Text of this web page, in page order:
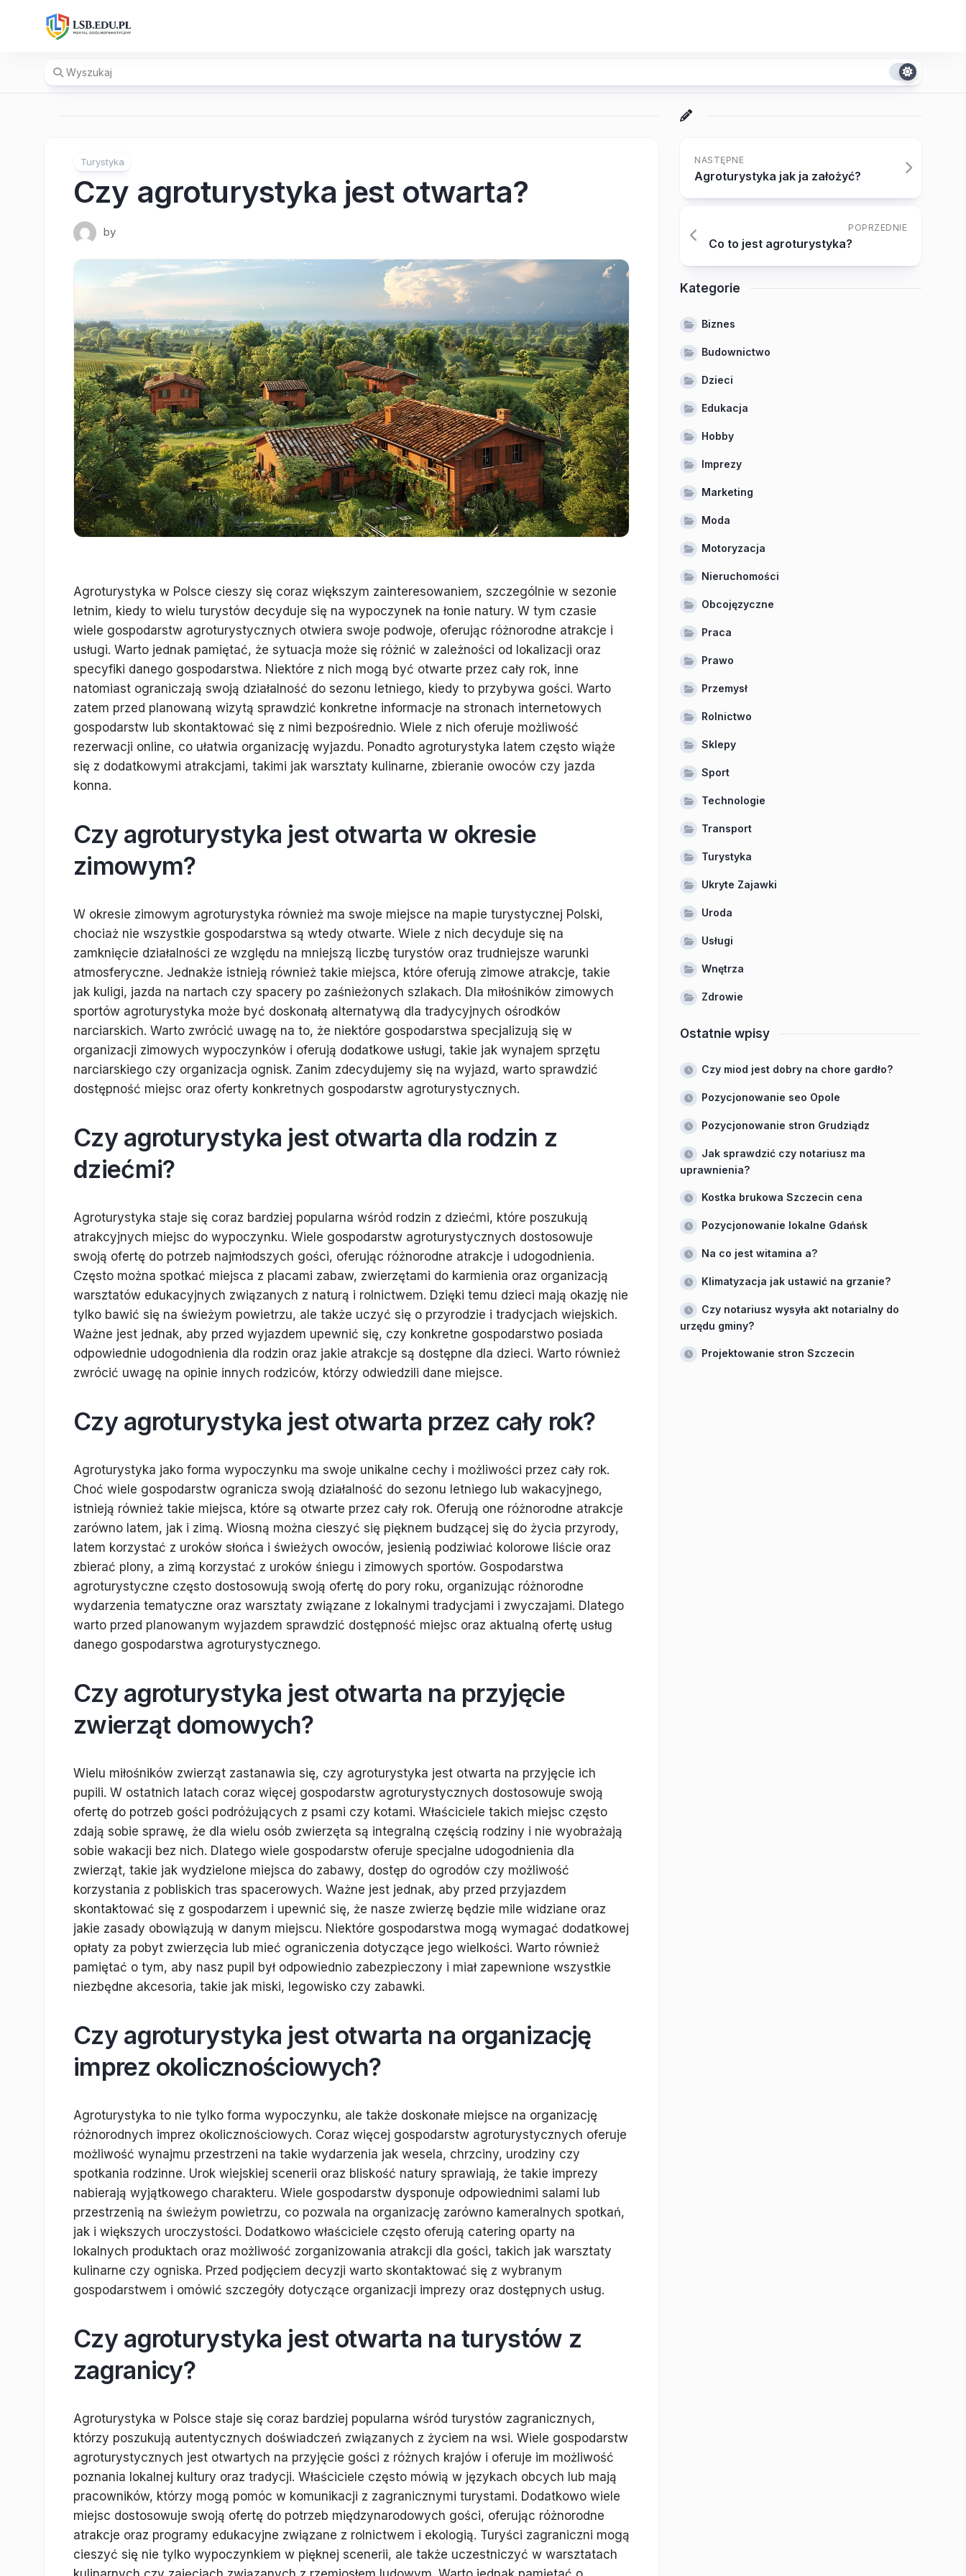
Turystyka
Czy agroturystyka jest otwarta?
by
Agroturystyka w Polsce cieszy się coraz większym zainteresowaniem, szczególnie w sezonie
letnim, kiedy to wielu turystów decyduje się na wypoczynek na łonie natury. W tym czasie
wiele gospodarstw agroturystycznych otwiera swoje podwoje, oferując różnorodne atrakcje i
usługi. Warto jednak pamiętać, że sytuacja może się różnić w zależności od lokalizacji oraz
specyfiki danego gospodarstwa. Niektóre z nich mogą być otwarte przez cały rok, inne
natomiast ograniczają swoją działalność do sezonu letniego, kiedy to przybywa gości. Warto
zatem przed planowaną wizytą sprawdzić konkretne informacje na stronach internetowych
gospodarstw lub skontaktować się z nimi bezpośrednio. Wiele z nich oferuje możliwość
rezerwacji online, co ułatwia organizację wyjazdu. Ponadto agroturystyka latem często wiąże
się z dodatkowymi atrakcjami, takimi jak warsztaty kulinarne, zbieranie owoców czy jazda
konna.
Czy agroturystyka jest otwarta w okresie
zimowym?
W okresie zimowym agroturystyka również ma swoje miejsce na mapie turystycznej Polski,
chociaż nie wszystkie gospodarstwa są wtedy otwarte. Wiele z nich decyduje się na
zamknięcie działalności ze względu na mniejszą liczbę turystów oraz trudniejsze warunki
atmosferyczne. Jednakże istnieją również takie miejsca, które oferują zimowe atrakcje, takie
jak kuligi, jazda na nartach czy spacery po zaśnieżonych szlakach. Dla miłośników zimowych
sportów agroturystyka może być doskonałą alternatywą dla tradycyjnych ośrodków
narciarskich. Warto zwrócić uwagę na to, że niektóre gospodarstwa specjalizują się w
organizacji zimowych wypoczynków i oferują dodatkowe usługi, takie jak wynajem sprzętu
narciarskiego czy organizacja ognisk. Zanim zdecydujemy się na wyjazd, warto sprawdzić
dostępność miejsc oraz oferty konkretnych gospodarstw agroturystycznych.
Czy agroturystyka jest otwarta dla rodzin z
dziećmi?
Agroturystyka staje się coraz bardziej popularna wśród rodzin z dziećmi, które poszukują
atrakcyjnych miejsc do wypoczynku. Wiele gospodarstw agroturystycznych dostosowuje
swoją ofertę do potrzeb najmłodszych gości, oferując różnorodne atrakcje i udogodnienia.
Często można spotkać miejsca z placami zabaw, zwierzętami do karmienia oraz organizacją
warsztatów edukacyjnych związanych z naturą i rolnictwem. Dzięki temu dzieci mają okazję nie
tylko bawić się na świeżym powietrzu, ale także uczyć się o przyrodzie i tradycjach wiejskich.
Ważne jest jednak, aby przed wyjazdem upewnić się, czy konkretne gospodarstwo posiada
odpowiednie udogodnienia dla rodzin oraz jakie atrakcje są dostępne dla dzieci. Warto również
zwrócić uwagę na opinie innych rodziców, którzy odwiedzili dane miejsce.
Czy agroturystyka jest otwarta przez cały rok?
Agroturystyka jako forma wypoczynku ma swoje unikalne cechy i możliwości przez cały rok.
Choć wiele gospodarstw ogranicza swoją działalność do sezonu letniego lub wakacyjnego,
istnieją również takie miejsca, które są otwarte przez cały rok. Oferują one różnorodne atrakcje
zarówno latem, jak i zimą. Wiosną można cieszyć się pięknem budzącej się do życia przyrody,
latem korzystać z uroków słońca i świeżych owoców, jesienią podziwiać kolorowe liście oraz
zbierać plony, a zimą korzystać z uroków śniegu i zimowych sportów. Gospodarstwa
agroturystyczne często dostosowują swoją ofertę do pory roku, organizując różnorodne
wydarzenia tematyczne oraz warsztaty związane z lokalnymi tradycjami i zwyczajami. Dlatego
warto przed planowanym wyjazdem sprawdzić dostępność miejsc oraz aktualną ofertę usług
danego gospodarstwa agroturystycznego.
Czy agroturystyka jest otwarta na przyjęcie
zwierząt domowych?
Wielu miłośników zwierząt zastanawia się, czy agroturystyka jest otwarta na przyjęcie ich
pupili. W ostatnich latach coraz więcej gospodarstw agroturystycznych dostosowuje swoją
ofertę do potrzeb gości podróżujących z psami czy kotami. Właściciele takich miejsc często
zdają sobie sprawę, że dla wielu osób zwierzęta są integralną częścią rodziny i nie wyobrażają
sobie wakacji bez nich. Dlatego wiele gospodarstw oferuje specjalne udogodnienia dla
zwierząt, takie jak wydzielone miejsca do zabawy, dostęp do ogrodów czy możliwość
korzystania z pobliskich tras spacerowych. Ważne jest jednak, aby przed przyjazdem
skontaktować się z gospodarzem i upewnić się, że nasze zwierzę będzie mile widziane oraz
jakie zasady obowiązują w danym miejscu. Niektóre gospodarstwa mogą wymagać dodatkowej
opłaty za pobyt zwierzęcia lub mieć ograniczenia dotyczące jego wielkości. Warto również
pamiętać o tym, aby nasz pupil był odpowiednio zabezpieczony i miał zapewnione wszystkie
niezbędne akcesoria, takie jak miski, legowisko czy zabawki.
Czy agroturystyka jest otwarta na organizację
imprez okolicznościowych?
Agroturystyka to nie tylko forma wypoczynku, ale także doskonałe miejsce na organizację
różnorodnych imprez okolicznościowych. Coraz więcej gospodarstw agroturystycznych oferuje
możliwość wynajmu przestrzeni na takie wydarzenia jak wesela, chrzciny, urodziny czy
spotkania rodzinne. Urok wiejskiej scenerii oraz bliskość natury sprawiają, że takie imprezy
nabierają wyjątkowego charakteru. Wiele gospodarstw dysponuje odpowiednimi salami lub
przestrzenią na świeżym powietrzu, co pozwala na organizację zarówno kameralnych spotkań,
jak i większych uroczystości. Dodatkowo właściciele często oferują catering oparty na
lokalnych produktach oraz możliwość zorganizowania atrakcji dla gości, takich jak warsztaty
kulinarne czy ogniska. Przed podjęciem decyzji warto skontaktować się z wybranym
gospodarstwem i omówić szczegóły dotyczące organizacji imprezy oraz dostępnych usług.
Czy agroturystyka jest otwarta na turystów z
zagranicy?
Agroturystyka w Polsce staje się coraz bardziej popularna wśród turystów zagranicznych,
którzy poszukują autentycznych doświadczeń związanych z życiem na wsi. Wiele gospodarstw
agroturystycznych jest otwartych na przyjęcie gości z różnych krajów i oferuje im możliwość
poznania lokalnej kultury oraz tradycji. Właściciele często mówią w językach obcych lub mają
pracowników, którzy mogą pomóc w komunikacji z zagranicznymi turystami. Dodatkowo wiele
miejsc dostosowuje swoją ofertę do potrzeb międzynarodowych gości, oferując różnorodne
atrakcje oraz programy edukacyjne związane z rolnictwem i ekologią. Turyści zagraniczni mogą
cieszyć się nie tylko wypoczynkiem w pięknej scenerii, ale także uczestniczyć w warsztatach
NASTĘPNE
Agroturystyka jak ja założyć?
POPRZEDNIE
Co to jest agroturystyka?
Kategorie
Biznes
Budownictwo
Dzieci
Edukacja
Hobby
Imprezy
Marketing
Moda
Motoryzacja
Nieruchomości
Obcojęzyczne
Praca
Prawo
Przemysł
Rolnictwo
Sklepy
Sport
Technologie
Transport
Turystyka
Ukryte Zajawki
Uroda
Usługi
Wnętrza
Zdrowie
Ostatnie wpisy
Czy miod jest dobry na chore gardło?
Pozycjonowanie seo Opole
Pozycjonowanie stron Grudziądz
Jak sprawdzić czy notariusz ma
uprawnienia?
Kostka brukowa Szczecin cena
Pozycjonowanie lokalne Gdańsk
Na co jest witamina a?
Klimatyzacja jak ustawić na grzanie?
Czy notariusz wysyła akt notarialny do
urzędu gminy?
Projektowanie stron Szczecin